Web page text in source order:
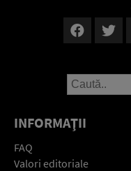
INFORMAŢII
FAQ
Valori editoriale